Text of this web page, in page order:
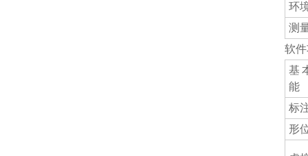
环
测
软
基
能
标
形